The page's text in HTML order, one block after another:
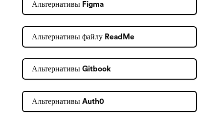
Альтернативы Figma
Альтернативы файлу ReadMe
Альтернативы Gitbook
Альтернативы Auth0